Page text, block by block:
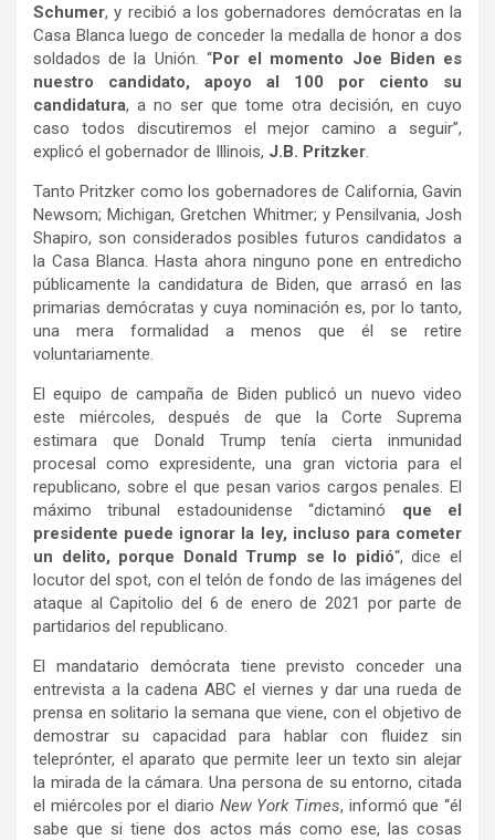
Schumer, y recibió a los gobernadores demócratas en la
Casa Blanca luego de conceder la medalla de honor a dos
soldados de la Unión. “Por el momento Joe Biden es
nuestro candidato, apoyo al 100 por ciento su
candidatura, a no ser que tome otra decisión, en cuyo
caso todos discutiremos el mejor camino a seguir”,
explicó el gobernador de Illinois, J.B. Pritzker.
Tanto Pritzker como los gobernadores de California, Gavin
Newsom; Michigan, Gretchen Whitmer; y Pensilvania, Josh
Shapiro, son considerados posibles futuros candidatos a
la Casa Blanca. Hasta ahora ninguno pone en entredicho
públicamente la candidatura de Biden, que arrasó en las
primarias demócratas y cuya nominación es, por lo tanto,
una mera formalidad a menos que él se retire
voluntariamente.
El equipo de campaña de Biden publicó un nuevo video
este miércoles, después de que la Corte Suprema
estimara que Donald Trump tenía cierta inmunidad
procesal como expresidente, una gran victoria para el
republicano, sobre el que pesan varios cargos penales. El
máximo tribunal estadounidense “dictaminó que el
presidente puede ignorar la ley, incluso para cometer
un delito, porque Donald Trump se lo pidió“, dice el
locutor del spot, con el telón de fondo de las imágenes del
ataque al Capitolio del 6 de enero de 2021 por parte de
partidarios del republicano.
El mandatario demócrata tiene previsto conceder una
entrevista a la cadena ABC el viernes y dar una rueda de
prensa en solitario la semana que viene, con el objetivo de
demostrar su capacidad para hablar con fluidez sin
teleprónter, el aparato que permite leer un texto sin alejar
la mirada de la cámara. Una persona de su entorno, citada
el miércoles por el diario New York Times, informó que “él
sabe que si tiene dos actos más como ese, las cosas